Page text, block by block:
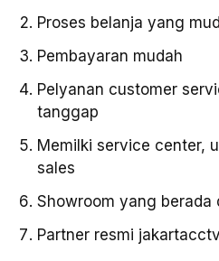
Proses belanja yang
Pembayaran mudah
Pelyanan customer
tanggap
Memilki service center,
sales
Showroom yang berada
Partner resmi